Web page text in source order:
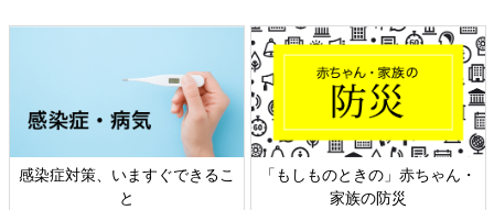
日本外来小児科学会リーフレッ
ト検討会
六星占術 細木かおりさんの人生
相談